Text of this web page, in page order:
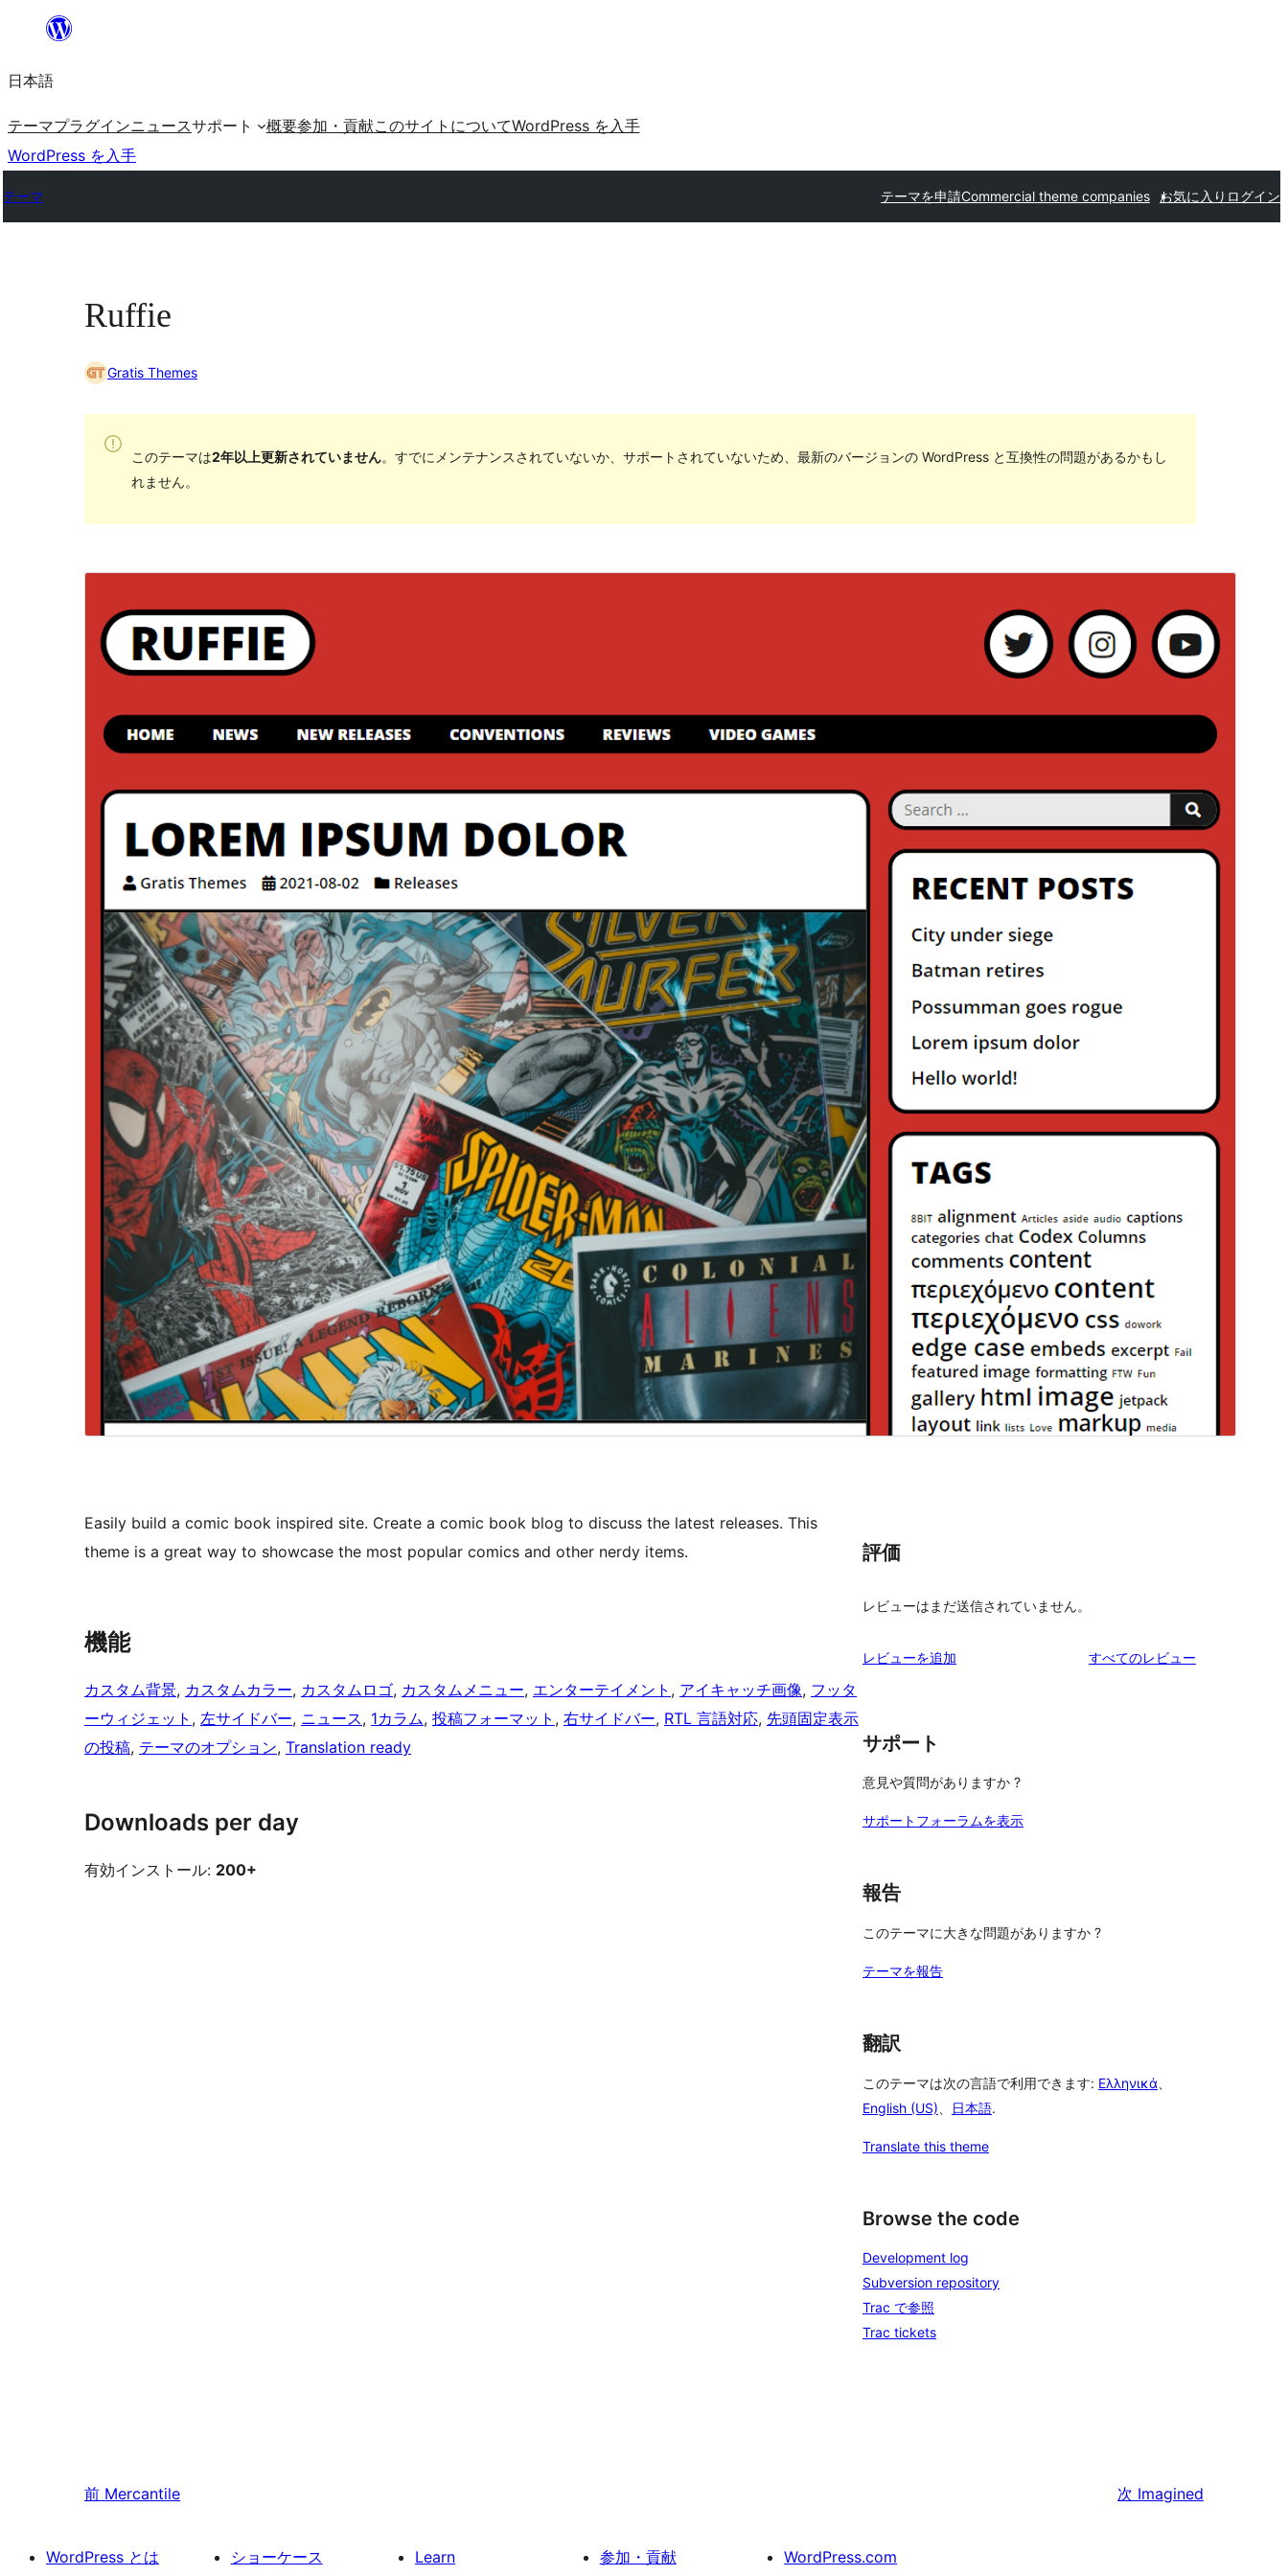
を
ッ
プ
日本語
テーマプラグインニュースサポート 概要参加・貢献このサイトについてWordPress を入手
WordPress を入手
テーマ テーマを申請Commercial theme companies お気に入り ログイン
Ruffie
Gratis Themes
このテーマは2年以上更新されていません。すでにメンテナンスされていないか、サポートされていないため、最新のバージョンの WordPress と互換性の問題があるかもし
れません。
2.1.1
2022年3月18日
200+
PHP バージョン
7.0
Easily build a comic book inspired site. Create a comic book blog to discuss the latest releases. This
theme is a great way to showcase the most popular comics and other nerdy items.
機能
カスタム背景, カスタムカラー, カスタムロゴ, カスタムメニュー, エンターテイメント , アイキャッチ画像, フッタ
ーウィジェット , 左サイドバー, ニュース, 1カラム, 投稿フォーマット , 右サイドバー, RTL 言語対応, 先頭固定表示
の投稿, テーマのオプション, Translation ready
Downloads per day
有効インストール: 200+
評価
レビューはまだ送信されていません。
レビューを追加 すべてのレビュー
サポート
意見や質問がありますか ?
サポートフォーラムを表示
報告
このテーマに大きな問題がありますか ?
テーマを報告
翻訳
このテーマは次の言語で利用できます: Ελληνικά
English (US)
日本語.
Translate this theme
Browse the code
Development log
Subversion repository
Trac で参照
Trac tickets
前 Mercantile 次 Imagined
WordPress とは ショーケース Learn 参加・貢献 WordPress.com